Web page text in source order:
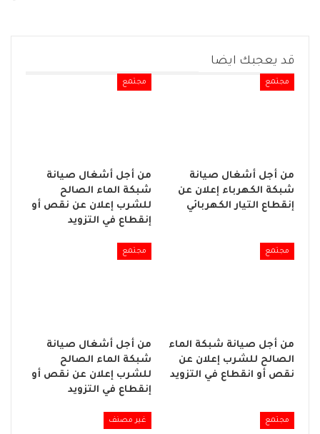
قد يعجبك ايضا
مجتمع
من أجل أشغال صيانة
شبكة الكهرباء إعلان عن
إنقطاع التيار الكهربائي
مجتمع
من أجل أشغال صيانة
شبكة الماء الصالح
للشرب إعلان عن نقص أو
إنقطاع في التزويد
مجتمع
من أجل صيانة شبكة الماء
الصالح للشرب إعلان عن
نقص أو انقطاع في التزويد
مجتمع
من أجل أشغال صيانة
شبكة الماء الصالح
للشرب إعلان عن نقص أو
إنقطاع في التزويد
مجتمع غير مصنف